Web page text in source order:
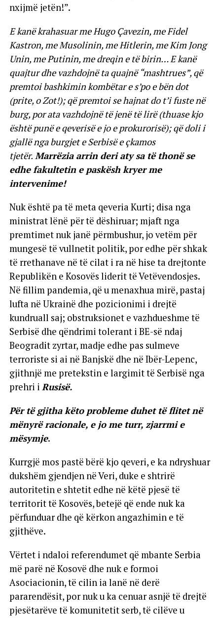
nxijmë jetën!”.
E kanë krahasuar me Hugo Çavezin, me Fidel
Kastron, me Musolinin, me Hitlerin, me Kim Jong
Unin, me Putinin, me dreqin e të birin… E kanë
quajtur dhe vazhdojnë ta quajnë “mashtrues”, që
premtoi bashkimin kombëtar e s’po e bën dot
(prite, o Zot!); që premtoi se hajnat do t’i fuste në
burg, por ata vazhdojnë të jenë të lirë (thuase kjo
është punë e qeverisë e jo e prokurorisë); që doli i
gjallë nga burgjet e Serbisë e çkamos
tjetër. Marrëzia arrin deri aty sa të thonë se
edhe fakultetin e paskësh kryer me
intervenime!
Nuk është pa të meta qeveria Kurti; disa nga
ministrat lënë për të dëshiruar; mjaft nga
premtimet nuk janë përmbushur, jo vetëm për
mungesë të vullnetit politik, por edhe për shkak
të rrethanave në të cilat i ra në hise ta drejtonte
Republikën e Kosovës liderit të Vetëvendosjes.
Në fillim pandemia, që u menaxhua mirë, pastaj
lufta në Ukrainë dhe pozicionimi i drejtë
kundruall saj; obstruksionet e vazhdueshme të
Serbisë dhe qëndrimi tolerant i BE-së ndaj
Beogradit zyrtar, madje edhe pas sulmeve
terroriste si ai në Banjskë dhe në Ibër-Lepenc,
gjithnjë me pretekstin e largimit të Serbisë nga
prehri i Rusisë.
Për të gjitha këto probleme duhet të flitet në
mënyrë racionale, e jo me turr, zjarrmi e
mësymje.
Kurrgjë mos pastë bërë kjo qeveri, e ka ndryshuar
dukshëm gjendjen në Veri, duke e shtrirë
autoritetin e shtetit edhe në këtë pjesë të
territorit të Kosovës, betejë që ende nuk ka
përfunduar dhe që kërkon angazhimin e të
gjithëve.
Vërtet i ndaloi referendumet që mbante Serbia
më parë në Kosovë dhe nuk e formoi
Asociacionin, të cilin ia lanë në derë
pararendësit, por nuk u ka cenuar asnjë të drejtë
pjesëtarëve të komunitetit serb, të cilëve u